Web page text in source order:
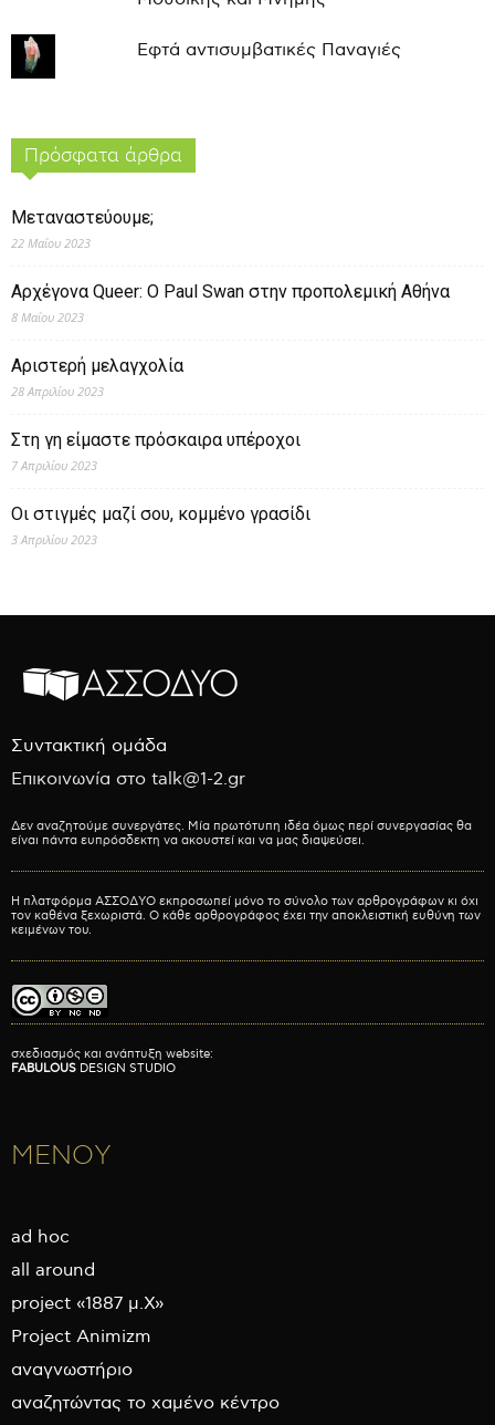
Εφτά αντισυμβατικές Παναγιές
Πρόσφατα άρθρα
Μεταναστεύουμε;
22 Μαΐου 2023
Αρχέγονα Queer: O Paul Swan στην προπολεμική Αθήνα
8 Μαΐου 2023
Αριστερή μελαγχολία
28 Απριλίου 2023
Στη γη είμαστε πρόσκαιρα υπέροχοι
7 Απριλίου 2023
Οι στιγμές μαζί σου, κομμένο γρασίδι
3 Απριλίου 2023
Συντακτική ομάδα
Επικοινωνία στο talk@1-2.gr
Δεν αναζητούμε συνεργάτες. Μία πρωτότυπη ιδέα όμως περί συνεργασίας θα
είναι πάντα ευπρόσδεκτη να ακουστεί και να μας διαψεύσει.
Η πλατφόρμα ΑΣΣΟΔΥΟ εκπροσωπεί μόνο το σύνολο των αρθρογράφων κι όχι
τον καθένα ξεχωριστά. Ο κάθε αρθρογράφος έχει την αποκλειστική ευθύνη των
κειμένων του.
σχεδιασμός και ανάπτυξη website:
FABULOUS DESIGN STUDIO
ΜΕΝΟΥ
ad hoc
all around
project «1887 μ.Χ»
Project Animizm
αναγνωστήριο
αναζητώντας το χαμένο κέντρο